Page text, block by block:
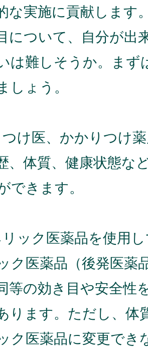
な実施に貢献します
について、自分が出
は難しそうか。まず
しょう。
け医、かかりつけ
、体質、健康状態な
できます。
ック医薬品を使用
ク医薬品（後発医薬
等の効き目や安全性
ります。ただし、体
ク医薬品に変更でき